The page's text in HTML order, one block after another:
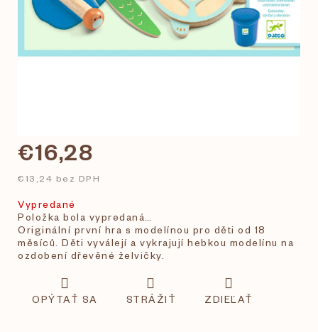
€16,28
€13,24 bez DPH
Vypredané
Položka bola vypredaná…
Originální první hra s modelínou pro děti od 18
měsíců. Děti vyválejí a vykrajují hebkou modelínu na
ozdobení dřevěné želvičky.
OPÝTAŤ SA STRÁŽIŤ ZDIEĽAŤ